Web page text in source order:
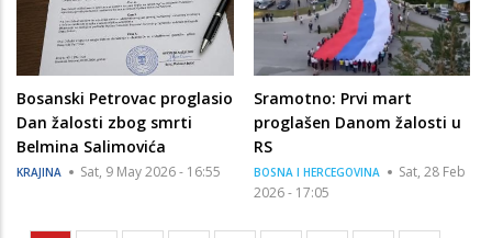
Bosanski Petrovac proglasio
Dan žalosti zbog smrti
Belmina Salimovića
KRAJINA Sat, 9 May 2026 - 16:55
Sramotno: Prvi mart
proglašen Danom žalosti u
RS
BOSNA I HERCEGOVINA
Sat, 28 Feb
2026 - 17:05